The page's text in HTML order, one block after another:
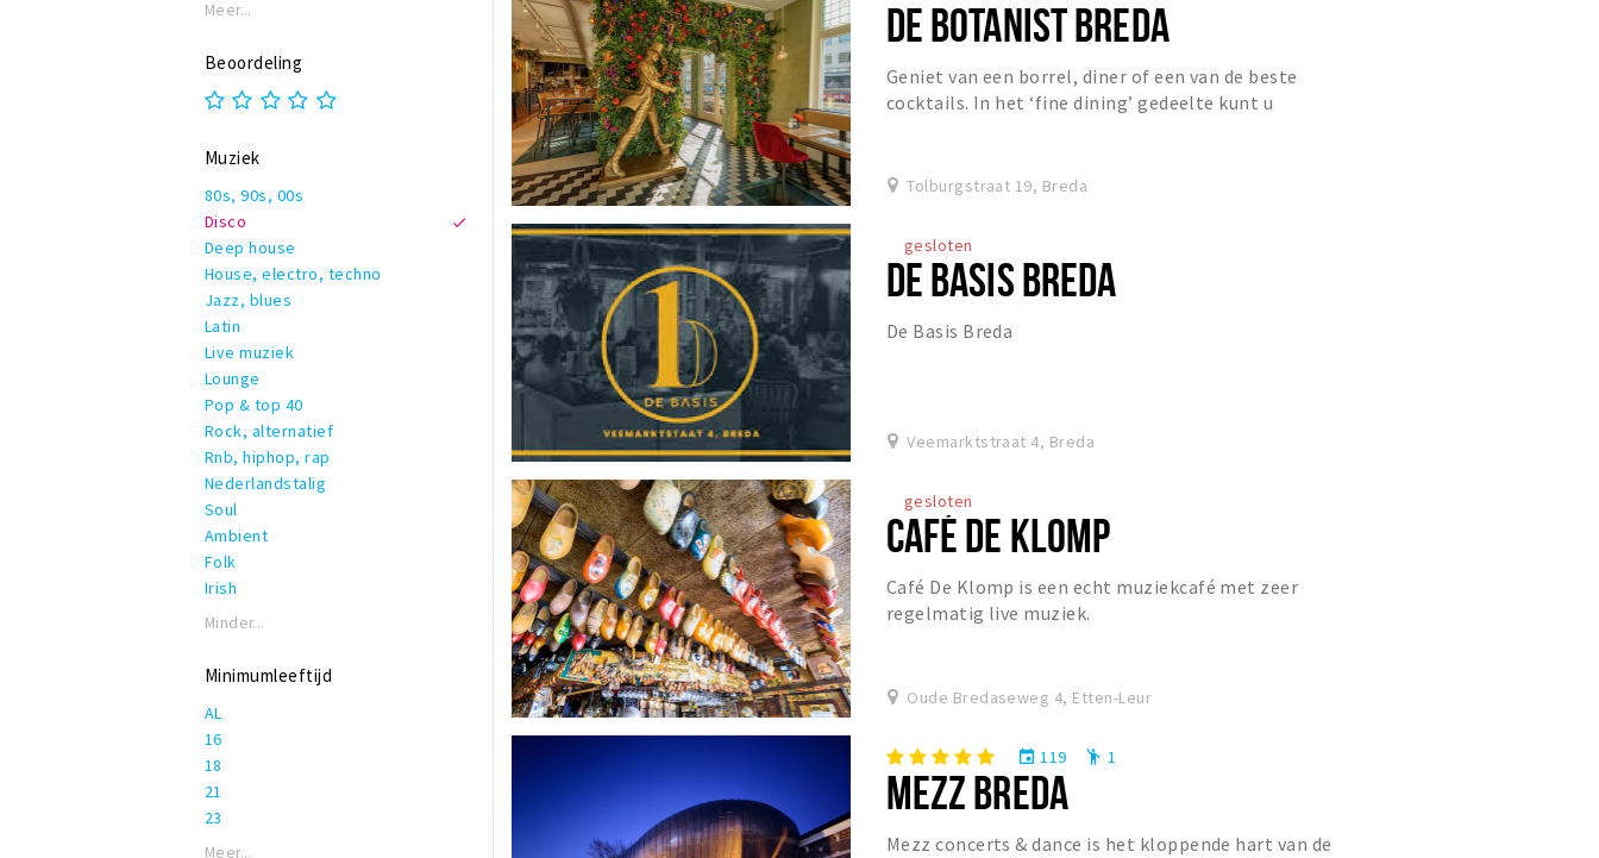
Meer...
Beoordeling
Muziek
80s, 90s, 00s
Disco
Deep house
House, electro, techno
Jazz, blues
Latin
Live muziek
Lounge
Pop & top 40
Rock, alternatief
Rnb, hiphop, rap
Nederlandstalig
Soul
Ambient
Folk
Irish
Minder...
Minimumleeftijd
AL
16
18
21
23
Meer...
DE BOTANIST BREDA
Geniet van een borrel, diner of een van de beste
cocktails. In het ‘fine dining’ gedeelte kunt u
Tolburgstraat 19, Breda
gesloten
DE BASIS BREDA
De Basis Breda
Veemarktstraat 4, Breda
gesloten
CAFÉ DE KLOMP
Café De Klomp is een echt muziekcafé met zeer
regelmatig live muziek.
Oude Bredaseweg 4, Etten-Leur
event 119 emoji_people 1
MEZZ BREDA
Mezz concerts & dance is het kloppende hart van de